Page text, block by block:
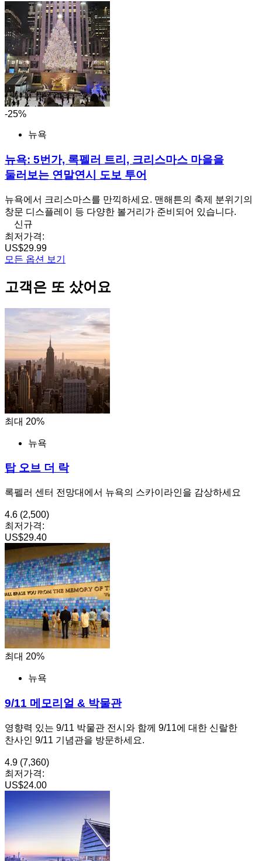
-25%
뉴욕
뉴욕: 5번가, 록펠러 트리, 크리스마스 마을을
둘러보는 연말연시 도보 투어
뉴욕에서 크리스마스를 만끽하세요. 맨해튼의 축제 분위기의
창문 디스플레이 등 다양한 볼거리가 준비되어 있습니다.
신규
최저가격:
US$29.99
모든 옵션 보기
고객은 또 샀어요
최대 20%
뉴욕
탑 오브 더 락
록펠러 센터 전망대에서 뉴욕의 스카이라인을 감상하세요
4.6 (2,500)
최저가격:
US$29.40
최대 20%
뉴욕
9/11 메모리얼 & 박물관
영향력 있는 9/11 박물관 전시와 함께 9/11에 대한 신랄한
찬사인 9/11 기념관을 방문하세요.
4.9 (7,360)
최저가격:
US$24.00